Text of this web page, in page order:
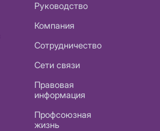
Руководство
Компания
Сотрудничество
Сети связи
Правовая
информация
Профсоюзная
жизнь